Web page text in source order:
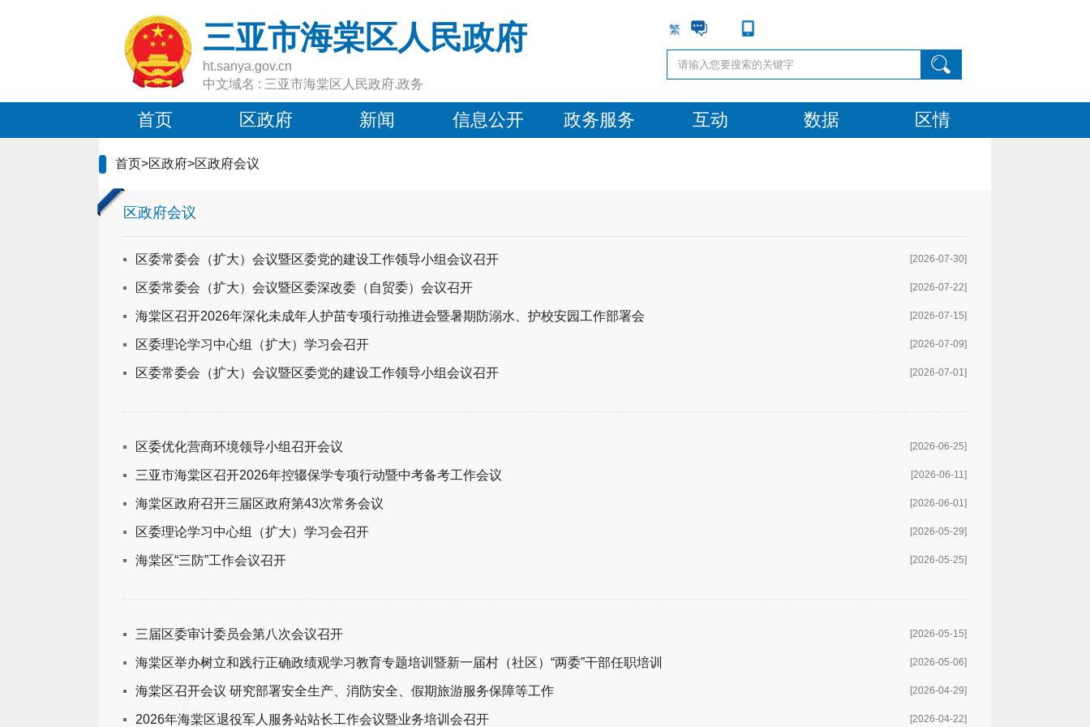
三亚市海棠区人民政府
ht.sanya.gov.cn
中文域名 : 三亚市海棠区人民政府.政务
繁
首页 区政府 新闻 信息公开 政务服务 互动 数据 区情
首页>区政府>区政府会议
区政府会议
[2026-07-30]
区委常委会（扩大）会议暨区委党的建设工作领导小组会议召开
[2026-07-22]
区委常委会（扩大）会议暨区委深改委（自贸委）会议召开
[2026-07-15]
海棠区召开2026年深化未成年人护苗专项行动推进会暨暑期防溺水、护校安园工作部署会
[2026-07-09]
区委理论学习中心组（扩大）学习会召开
[2026-07-01]
区委常委会（扩大）会议暨区委党的建设工作领导小组会议召开
[2026-06-25]
区委优化营商环境领导小组召开会议
[2026-06-11]
三亚市海棠区召开2026年控辍保学专项行动暨中考备考工作会议
[2026-06-01]
海棠区政府召开三届区政府第43次常务会议
[2026-05-29]
区委理论学习中心组（扩大）学习会召开
[2026-05-25]
海棠区“三防”工作会议召开
[2026-05-15]
三届区委审计委员会第八次会议召开
[2026-05-06]
海棠区举办树立和践行正确政绩观学习教育专题培训暨新一届村（社区）“两委”干部任职培训
[2026-04-29]
海棠区召开会议 研究部署安全生产、消防安全、假期旅游服务保障等工作
[2026-04-22]
2026年海棠区退役军人服务站站长工作会议暨业务培训会召开